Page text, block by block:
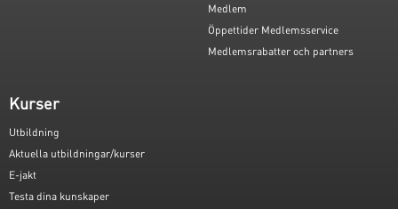
Medlem
Öppettider Medlemsservice
Medlemsrabatter och partners
Kurser
Utbildning
Aktuella utbildningar/kurser
E-jakt
Testa dina kunskaper